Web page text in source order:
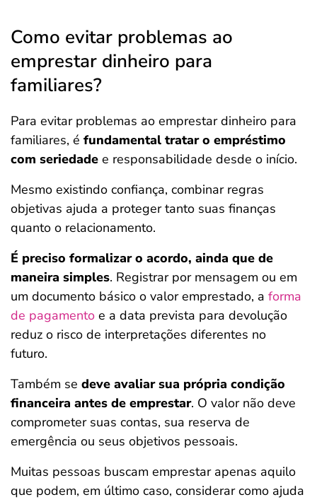
Como evitar problemas ao
emprestar dinheiro para
familiares?
Para evitar problemas ao emprestar dinheiro para
familiares, é fundamental tratar o empréstimo
com seriedade e responsabilidade desde o início.
Mesmo existindo confiança, combinar regras
objetivas ajuda a proteger tanto suas finanças
quanto o relacionamento.
É preciso formalizar o acordo, ainda que de
maneira simples. Registrar por mensagem ou em
um documento básico o valor emprestado, a forma
de pagamento e a data prevista para devolução
reduz o risco de interpretações diferentes no
futuro.
Também se deve avaliar sua própria condição
financeira antes de emprestar. O valor não deve
comprometer suas contas, sua reserva de
emergência ou seus objetivos pessoais.
Muitas pessoas buscam emprestar apenas aquilo
que podem, em último caso, considerar como ajuda